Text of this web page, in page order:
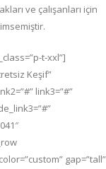
ve çalışanları için
t-xxl”]
Keşif”
link3=”#”
gap=”tall”